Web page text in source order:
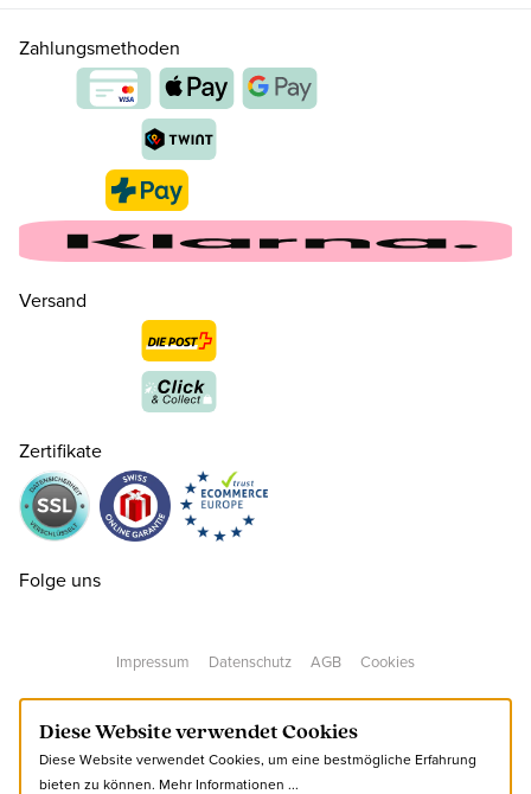
CHF 150.00
36 CHF 150.00
CHF 150.00
39 CHF 150.00
40 CHF 150.00
Zahlungsmethoden
Versand
Zertifikate
Folge uns
Impressum Datenschutz AGB Cookies
Diese Website verwendet Cookies
Diese Website verwendet Cookies, um eine bestmögliche Erfahrung
bieten zu können. Mehr Informationen ...